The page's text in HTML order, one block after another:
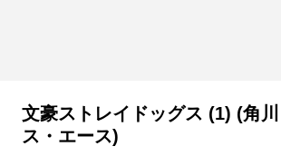
文豪ストレイドッグス (1) (角
ス・エース)